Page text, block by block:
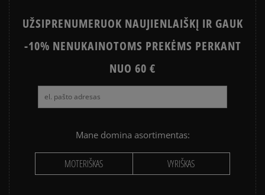
UŽSIPRENUMERUOK NAUJIENLAIŠKĮ IR GAUK
-10% NENUKAINOTOMS PREKĖMS PERKANT
NUO 60 €
Mane domina asortimentas:
MOTERIŠKAS VYRIŠKAS